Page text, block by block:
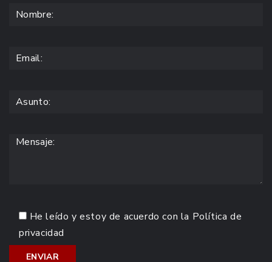
He leído y estoy de acuerdo con la Política de
privacidad